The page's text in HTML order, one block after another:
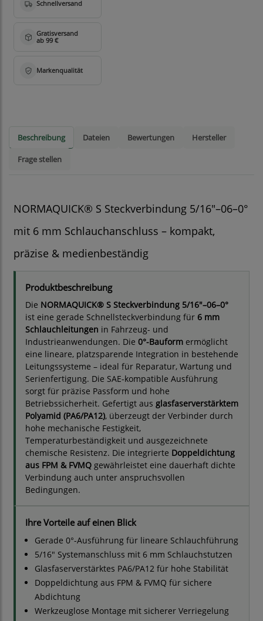
Beschreibung Dateien Bewertungen Hersteller
Frage stellen
NORMAQUICK® S Steckverbindung 5/16"–06–0°
mit 6 mm Schlauchanschluss – kompakt,
präzise & medienbeständig
Produktbeschreibung
Die NORMAQUICK® S Steckverbindung 5/16"–06–0°
ist eine gerade Schnellsteckverbindung für 6 mm
Schlauchleitungen in Fahrzeug- und
Industrieanwendungen. Die 0°-Bauform ermöglicht
eine lineare, platzsparende Integration in bestehende
Leitungssysteme – ideal für Reparatur, Wartung und
Serienfertigung. Die SAE-kompatible Ausführung
sorgt für präzise Passform und hohe
Betriebssicherheit. Gefertigt aus glasfaserverstärktem
Polyamid (PA6/PA12), überzeugt der Verbinder durch
hohe mechanische Festigkeit,
Temperaturbeständigkeit und ausgezeichnete
chemische Resistenz. Die integrierte Doppeldichtung
aus FPM & FVMQ gewährleistet eine dauerhaft dichte
Verbindung auch unter anspruchsvollen
Bedingungen.
Ihre Vorteile auf einen Blick
Gerade 0°-Ausführung für lineare Schlauchführung
5/16" Systemanschluss mit 6 mm Schlauchstutzen
Glasfaserverstärktes PA6/PA12 für hohe Stabilität
Doppeldichtung aus FPM & FVMQ für sichere
Abdichtung
Werkzeuglose Montage mit sicherer Verriegelung